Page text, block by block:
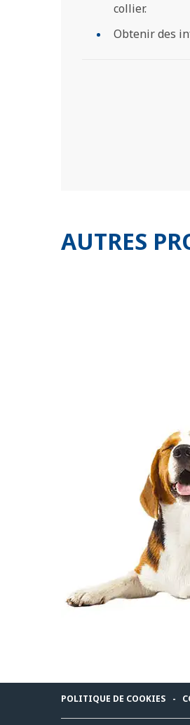
collier.
Obtenir des
AUTRES
POLITIQUE DE COOKIES